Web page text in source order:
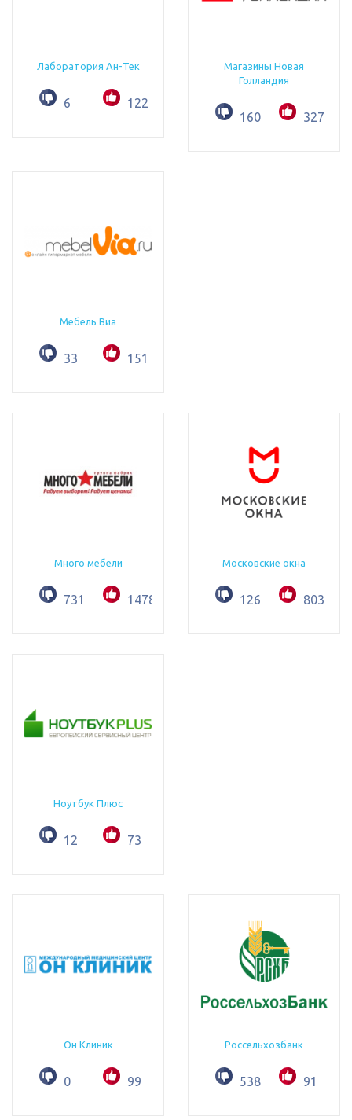
Лаборатория Ан-Тек
6 122
Магазины Новая
Голландия
160 327
Мебель Виа
33 151
Много мебели
731 1478
Московские окна
126 803
Ноутбук Плюс
12 73
Он Клиник
0 99
Россельхозбанк
538 91